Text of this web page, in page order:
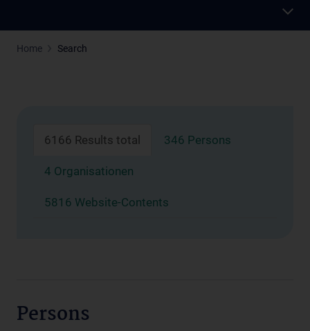
Home Search
6166 Results total 346 Persons
4 Organisationen
5816 Website-Contents
Persons